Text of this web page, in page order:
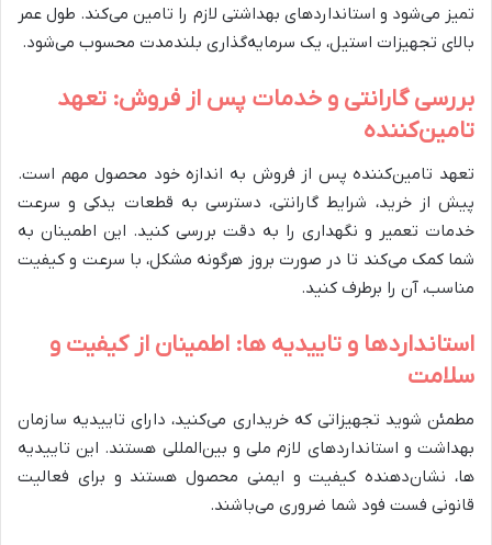
تمیز می‌شود و استانداردهای بهداشتی لازم را تامین می‌کند. طول عمر
بالای تجهیزات استیل، یک سرمایه‌گذاری بلندمدت محسوب می‌شود.
بررسی گارانتی و خدمات پس از فروش: تعهد
تامین‌کننده
تعهد تامین‌کننده پس از فروش به اندازه خود محصول مهم است.
پیش از خرید، شرایط گارانتی، دسترسی به قطعات یدکی و سرعت
خدمات تعمیر و نگهداری را به دقت بررسی کنید. این اطمینان به
شما کمک می‌کند تا در صورت بروز هرگونه مشکل، با سرعت و کیفیت
مناسب، آن را برطرف کنید.
استانداردها و تاییدیه ها: اطمینان از کیفیت و
سلامت
مطمئن شوید تجهیزاتی که خریداری می‌کنید، دارای تاییدیه سازمان
بهداشت و استانداردهای لازم ملی و بین‌المللی هستند. این تاییدیه
ها، نشان‌دهنده کیفیت و ایمنی محصول هستند و برای فعالیت
قانونی فست فود شما ضروری می‌باشند.